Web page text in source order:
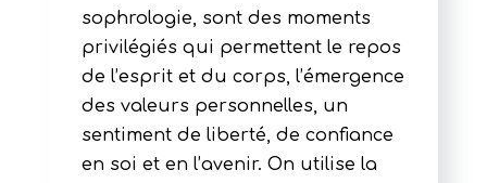
sophrologie, sont des moments
privilégiés qui permettent le repos
de l’esprit et du corps, l’émergence
des valeurs personnelles, un
sentiment de liberté, de confiance
en soi et en l’avenir. On utilise la